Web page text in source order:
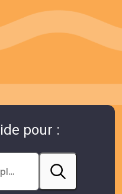
pour :